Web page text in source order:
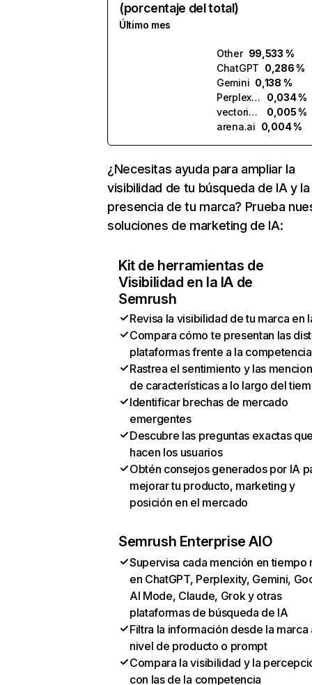
(porcentaje del total)
Último mes
Other 99,533 %
ChatGPT 0,286 %
Gemini 0,138 %
Perplexity
0,034 %
vectorizer.ai
0,005 %
arena.ai 0,004 %
¿Necesitas ayuda para ampliar la
visibilidad de tu búsqueda de IA y la
presencia de tu marca? Prueba
soluciones de marketing de IA:
Kit de herramientas de
Visibilidad en la IA de
Semrush
Revisa la visibilidad de tu marca en
Compara cómo te presentan las
plataformas frente a la competencia
Rastrea el sentimiento y las
de características a lo largo del
Identificar brechas de mercado
emergentes
Descubre las preguntas exactas
hacen los usuarios
Obtén consejos generados por IA
mejorar tu producto, marketing y
posición en el mercado
Semrush Enterprise AIO
Supervisa cada mención en tiempo
en ChatGPT, Perplexity, Gemini,
AI Mode, Claude, Grok y otras
plataformas de búsqueda de IA
Filtra la información desde la marca
nivel de producto o prompt
Compara la visibilidad y la
con las de la competencia